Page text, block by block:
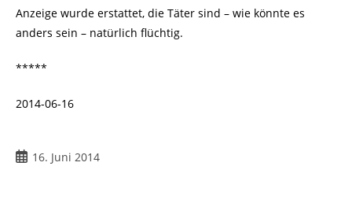
Anzeige wurde erstattet, die Täter sind – wie könnte es
anders sein – natürlich flüchtig.
*****
2014-06-16
16. Juni 2014